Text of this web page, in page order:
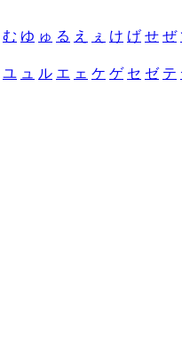
む ゆ ゅ る え ぇ け げ せ ぜ
ユ ュ ル エ ェ ケ ゲ セ ゼ テ